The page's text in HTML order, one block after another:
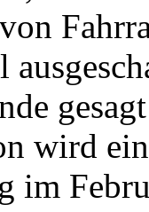
wird
im